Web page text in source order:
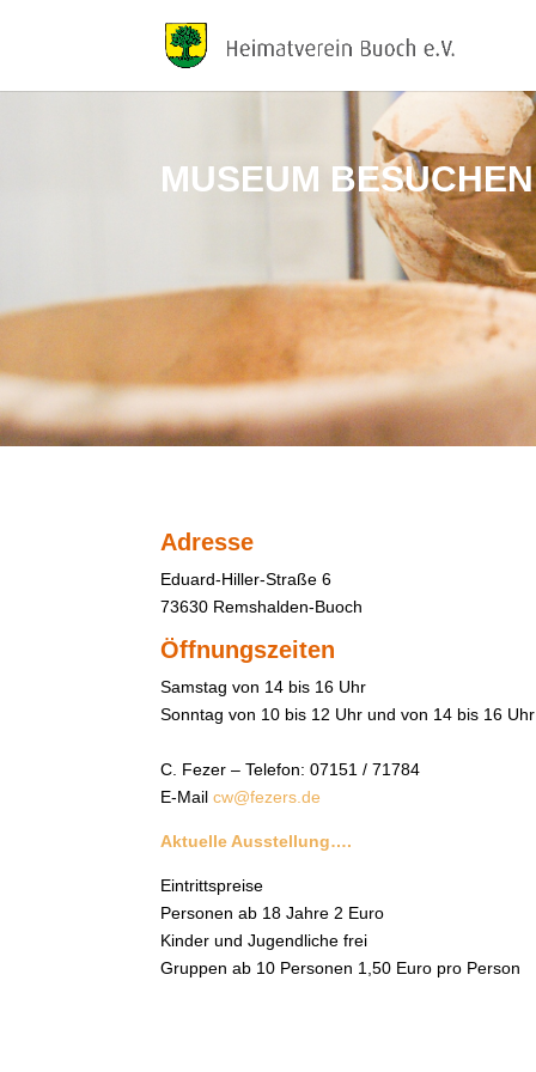
MUSEUM BESUCHEN
Adresse
Eduard-Hiller-Straße 6
73630 Remshalden-Buoch
Öffnungszeiten
Samstag von 14 bis 16 Uhr
Sonntag von 10 bis 12 Uhr und von 14 bis 16 Uhr
C. Fezer – Telefon: 07151 / 71784
E-Mailcw@fezers.de
Aktuelle Ausstellung….
Eintrittspreise
Personen ab 18 Jahre 2 Euro
Kinder und Jugendliche frei
Gruppen ab 10 Personen 1,50 Euro pro Person